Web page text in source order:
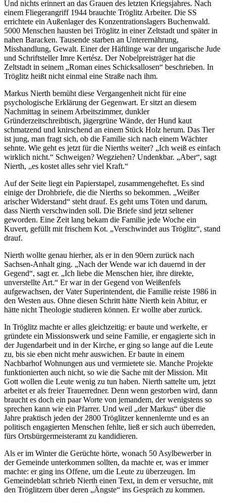
Und nichts erinnert an das Grauen des letzten Kriegsjahres. Nach
einem Fliegerangriff 1944 brauchte Tröglitz Arbeiter. Die SS
errichtete ein Außenlager des Konzentrationslagers Buchenwald.
5000 Menschen hausten bei Tröglitz in einer Zeltstadt und später in
nahen Baracken. Tausende starben an Unterernährung,
Misshandlung, Gewalt. Einer der Häftlinge war der ungarische Jude
und Schriftsteller Imre Kertész. Der Nobelpreisträger hat die
Zeltstadt in seinem „Roman eines Schicksallosen“ beschrieben. In
Tröglitz heißt nicht einmal eine Straße nach ihm.
Markus Nierth bemüht diese Vergangenheit nicht für eine
psychologische Erklärung der Gegenwart. Er sitzt an diesem
Nachmittag in seinem Arbeitszimmer, dunkler
Gründerzeitschreibtisch, jägergrüne Wände, der Hund kaut
schmatzend und knirschend an einem Stück Holz herum. Das Tier
ist jung, man fragt sich, ob die Familie sich nach einem Wächter
sehnte. Wie geht es jetzt für die Nierths weiter? „Ich weiß es einfach
wirklich nicht.“ Schweigen? Wegziehen? Undenkbar. „Aber“, sagt
Nierth, „es kostet alles sehr viel Kraft.“
Auf der Seite liegt ein Papierstapel, zusammengeheftet. Es sind
einige der Drohbriefe, die die Nierths so bekommen. „Weißer
arischer Widerstand“ steht drauf. Es geht ums Töten und darum,
dass Nierth verschwinden soll. Die Briefe sind jetzt seltener
geworden. Eine Zeit lang bekam die Familie jede Woche ein
Kuvert, gefüllt mit frischem Kot. „Verschwindet aus Tröglitz“, stand
drauf.
Nierth wollte genau hierher, als er in den 90ern zurück nach
Sachsen-Anhalt ging. „Nach der Wende war ich dauernd in der
Gegend“, sagt er. „Ich liebe die Menschen hier, ihre direkte,
unverstellte Art.“ Er war in der Gegend von Weißenfels
aufgewachsen, der Vater Superintendent, die Familie reiste 1986 in
den Westen aus. Ohne diesen Schritt hätte Nierth kein Abitur, er
hätte nicht Theologie studieren können. Er wollte aberzurück.
In Tröglitz machte er alles gleichzeitig: er baute und werkelte, er
gründete ein Missionswerk und seine Familie, er engagierte sich in
der Jugendarbeit und in der Kirche, er ging so lange auf die Leute
zu, bis sie eben nicht mehrauswichen. Er baute in einem
Nachbarhof Wohnungen aus und vermietete sie. Manche Projekte
funktionierten auch nicht, so wie die Sache mit der Mission. Mit
Gott wollen die Leute wenig zu tun haben. Nierth sattelte um, jetzt
arbeitet er als freier Trauerredner. Denn wenn gestorben wird, dann
braucht es doch ein paar Worte von jemandem, der wenigstens so
sprechen kann wie ein Pfarrer. Und weil „der Markus“ über die
Jahre praktisch jeden der 2800 Tröglitzer kennenlernte und es an
politisch engagierten Menschen fehlte, ließ er sich auch überreden,
fürs Ortsbürgermeisteramt zu kandidieren.
Als er im Winter die Gerüchte hörte, wonach 50 Asylbewerber in
der Gemeinde unterkommen sollten, da machte er, was er immer
machte: er ging ins Offene, um die Leute zu überzeugen. Im
Gemeindeblatt schrieb Nierth einen Text, in dem er versuchte, mit
den Tröglitzern über deren „Ängste“ ins Gespräch zu kommen.